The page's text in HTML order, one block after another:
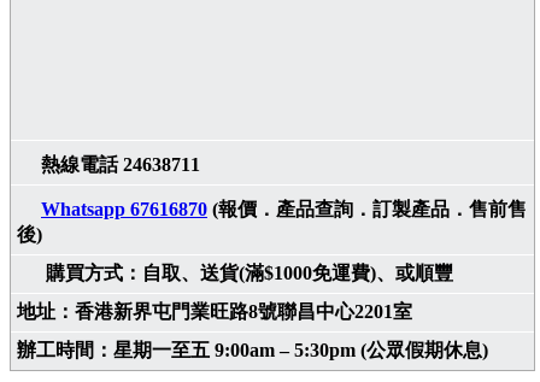
熱線電話 24638711
Whatsapp 67616870 (報價．產品查詢．訂製產品．售前售
後)
購買方式：自取、送貨(滿$1000免運費)、或順豐
地址：香港新界屯門業旺路8號聯昌中心2201室
辦工時間：星期一至五 9:00am – 5:30pm (公眾假期休息)